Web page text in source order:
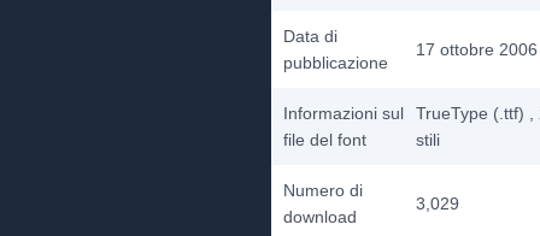
Data di
pubblicazione
17 ottobre 2006
Informazioni sul
file del font
TrueType (.ttf)
stili
Numero di
download
3,029